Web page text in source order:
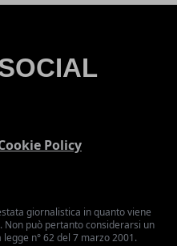
Policy
giornalistica in quanto viene
può pertanto considerarsi un
n° 62 del 7 marzo 2001.